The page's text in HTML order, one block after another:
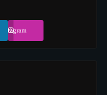
Instagram